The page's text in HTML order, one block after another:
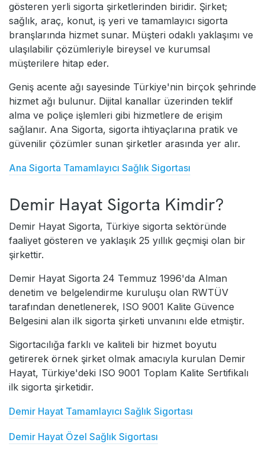
gösteren yerli sigorta şirketlerinden biridir. Şirket;
sağlık, araç, konut, iş yeri ve tamamlayıcı sigorta
branşlarında hizmet sunar. Müşteri odaklı yaklaşımı ve
ulaşılabilir çözümleriyle bireysel ve kurumsal
müşterilere hitap eder.
Geniş acente ağı sayesinde Türkiye'nin birçok şehrinde
hizmet ağı bulunur. Dijital kanallar üzerinden teklif
alma ve poliçe işlemleri gibi hizmetlere de erişim
sağlanır. Ana Sigorta, sigorta ihtiyaçlarına pratik ve
güvenilir çözümler sunan şirketler arasında yer alır.
Ana Sigorta Tamamlayıcı Sağlık Sigortası
Demir Hayat Sigorta Kimdir?
Demir Hayat Sigorta, Türkiye sigorta sektöründe
faaliyet gösteren ve yaklaşık 25 yıllık geçmişi olan bir
şirkettir.
Demir Hayat Sigorta 24 Temmuz 1996'da Alman
denetim ve belgelendirme kuruluşu olan RWTÜV
tarafından denetlenerek, ISO 9001 Kalite Güvence
Belgesini alan ilk sigorta şirketi unvanını elde etmiştir.
Sigortacılığa farklı ve kaliteli bir hizmet boyutu
getirerek örnek şirket olmak amacıyla kurulan Demir
Hayat, Türkiye'deki ISO 9001 Toplam Kalite Sertifikalı
ilk sigorta şirketidir.
Demir Hayat Tamamlayıcı Sağlık Sigortası
Demir Hayat Özel Sağlık Sigortası